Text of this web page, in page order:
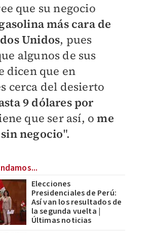
que su negocio
más cara de
Unidos, pues
algunos de sus
dicen que en
cerca del desierto
9 dólares por
que ser así, ome
negocio".
Elecciones
Presidenciales de Perú:
Así van los resultados de
la segunda vuelta |
Últimas noticias